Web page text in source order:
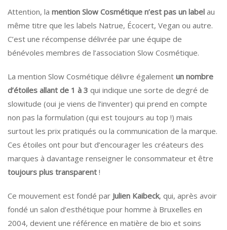
Attention, la mention Slow Cosmétique n’est pas un label au
même titre que les labels Natrue, Écocert, Vegan ou autre.
C’est une récompense délivrée par une équipe de
bénévoles membres de l’association Slow Cosmétique.
La mention Slow Cosmétique délivre également un nombre
d’étoiles allant de 1 à 3 qui indique une sorte de degré de
slowitude (oui je viens de l’inventer) qui prend en compte
non pas la formulation (qui est toujours au top !) mais
surtout les prix pratiqués ou la communication de la marque.
Ces étoiles ont pour but d’encourager les créateurs des
marques à davantage renseigner le consommateur et être
toujours plus transparent !
Ce mouvement est fondé par Julien Kaibeck, qui, après avoir
fondé un salon d’esthétique pour homme à Bruxelles en
2004, devient une référence en matière de bio et soins